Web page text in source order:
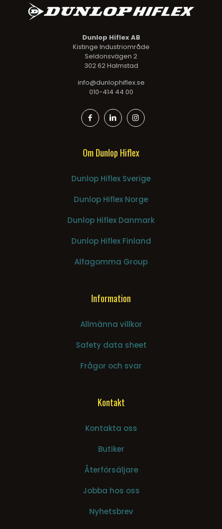
Dunlop Hiflex AB
Kistinge Industriområde
Seldonsvägen 2
302 62 Halmstad
info@dunlophiflex.se
010-414 44 00
Om Dunlop Hiflex
Dunlop Hiflex Sverige
Dunlop Hiflex Norge
Dunlop Hiflex Danmark
Dunlop Hiflex Finland
Alfagomma Group
Information
Allmänna villkor
Safety data sheet
Frågor och svar
Kontakt
Kontakta oss
Butiker
Återförsäljare
Jobba hos oss
Nyhetsbrev